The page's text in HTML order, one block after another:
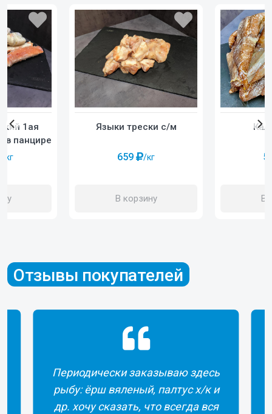
Языки трески с/м
659 /кг
В корзину В
1ая
в панцире
/кг
Отзывы покупателей
заказываю здесь
вяленый, палтус х/к и
что всегда вся
Все было сделано
прекрасный
из другой